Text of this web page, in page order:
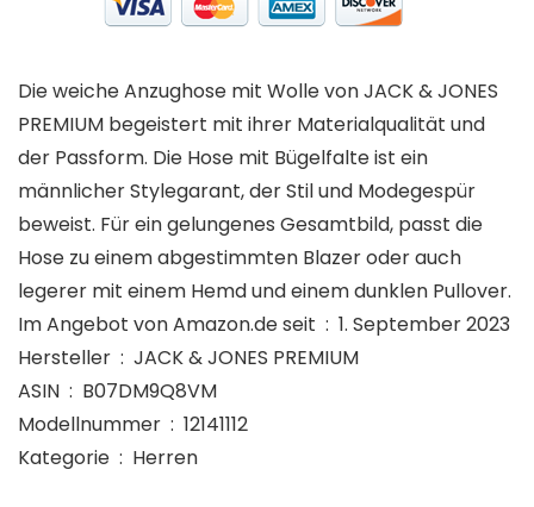
Die weiche Anzughose mit Wolle von JACK & JONES
PREMIUM begeistert mit ihrer Materialqualität und
der Passform. Die Hose mit Bügelfalte ist ein
männlicher Stylegarant, der Stil und Modegespür
beweist. Für ein gelungenes Gesamtbild, passt die
Hose zu einem abgestimmten Blazer oder auch
legerer mit einem Hemd und einem dunklen Pullover.
Im Angebot von Amazon.de seit ‏ : ‎ 1. September 2023
Hersteller ‏ : ‎ JACK & JONES PREMIUM
ASIN ‏ : ‎ B07DM9Q8VM
Modellnummer ‏ : ‎ 12141112
Kategorie ‏ : ‎ Herren